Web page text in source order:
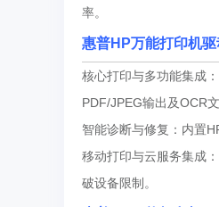
率。
惠普HP万能打印机
核心打印与多功能集成
PDF/JPEG输出及OCR文
智能诊断与修复：内置
移动打印与云服务集成
破设备限制。